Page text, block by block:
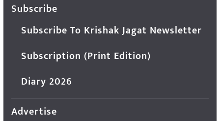
Subscribe
Subscribe To Krishak Jagat Newsletter
Subscription (Print Edition)
Diary 2026
Advertise